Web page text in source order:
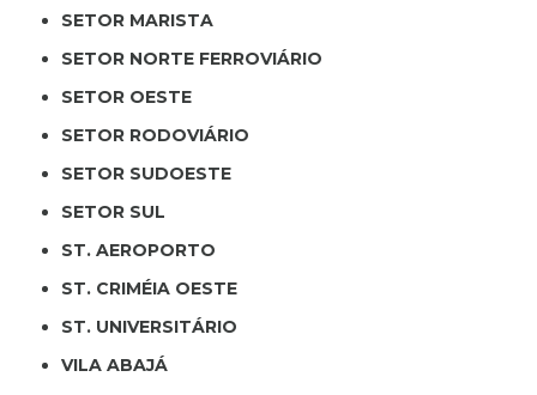
SETOR MARISTA
SETOR NORTE FERROVIÁRIO
SETOR OESTE
SETOR RODOVIÁRIO
SETOR SUDOESTE
SETOR SUL
ST. AEROPORTO
ST. CRIMÉIA OESTE
ST. UNIVERSITÁRIO
VILA ABAJÁ